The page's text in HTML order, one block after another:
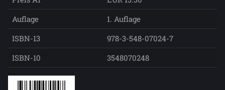
Auflage
1. Auflage
ISBN-13
978-3-548-07024-7
ISBN-10
3548070248